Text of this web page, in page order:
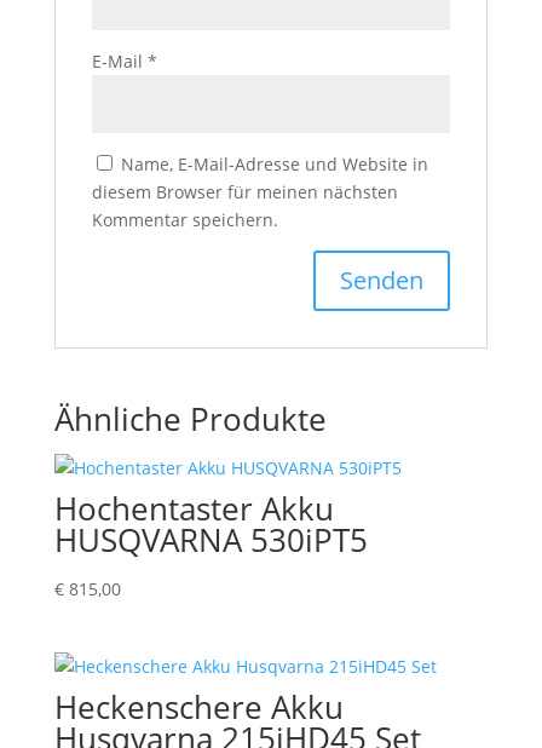
E-Mail *
Name, E-Mail-Adresse und Website in
diesem Browser für meinen nächsten
Kommentar speichern.
Ähnliche Produkte
Hochentaster Akku
HUSQVARNA 530iPT5
€815,00
Heckenschere Akku
Husqvarna 215iHD45 Set